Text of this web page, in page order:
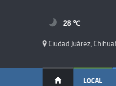
28 ℃
Ciudad Juárez,
LOCAL